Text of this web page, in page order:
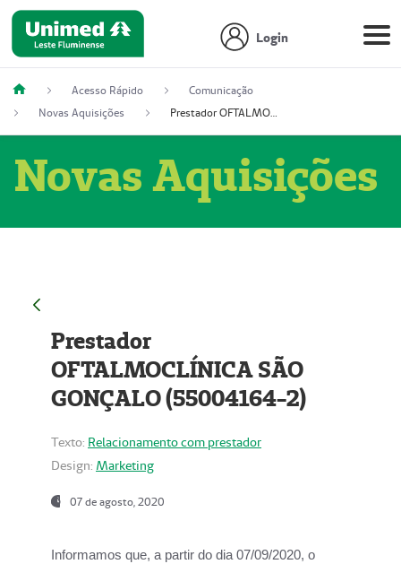
Login
Acesso Rápido
Comunicação
Novas Aquisições
Prestador OFTALMOCLÍNICA SÃO GONÇALO (55004164-2)
Novas Aquisições
Prestador
OFTALMOCLÍNICA SÃO
GONÇALO (55004164-2)
Texto: Relacionamento com prestador
Design: Marketing
07 de agosto, 2020
Informamos que, a partir do dia07/09/2020, o